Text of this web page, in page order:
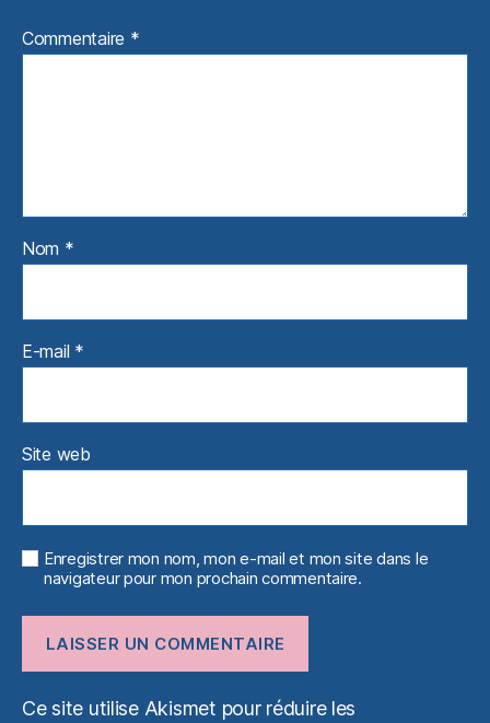
Commentaire *
Nom *
E-mail *
Site web
Enregistrer mon nom, mon e-mail et mon site dans le
navigateur pour mon prochain commentaire.
Ce site utilise Akismet pour réduire les